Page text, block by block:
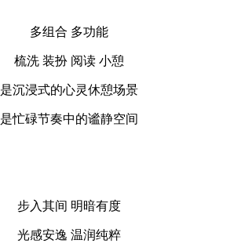
多组合 多功能
梳洗 装扮 阅读 小憩
是沉浸式的心灵休憩场景
是忙碌节奏中的谧静空间
步入其间 明暗有度
光感安逸 温润纯粹